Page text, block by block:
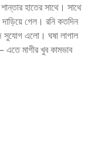
হাতের সাথে। সাথে
দাড়িয়ে গেল। রনি কতদিন
সুযোগ এলো। ঘষা লাগাল
মাগীর খুব কামভাব